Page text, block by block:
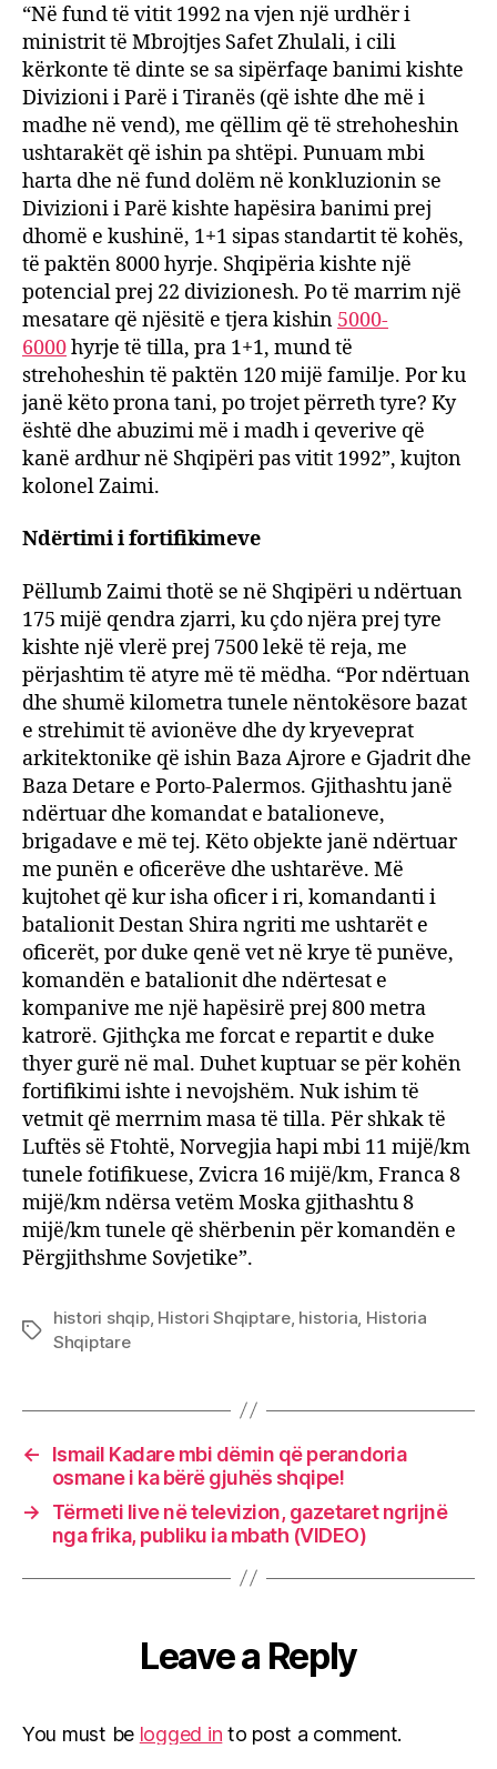
“Në fund të vitit 1992 na vjen një urdhër i
ministrit të Mbrojtjes Safet Zhulali, i cili
kërkonte të dinte se sa sipërfaqe banimi kishte
Divizioni i Parë i Tiranës (që ishte dhe më i
madhe në vend), me qëllim që të strehoheshin
ushtarakët që ishin pa shtëpi. Punuam mbi
harta dhe në fund dolëm në konkluzionin se
Divizioni i Parë kishte hapësira banimi prej
dhomë e kushinë, 1+1 sipas standartit të kohës,
të paktën 8000 hyrje. Shqipëria kishte një
potencial prej 22 divizionesh. Po të marrim një
mesatare që njësitë e tjera kishin 5000-
6000hyrje të tilla, pra 1+1, mund të
strehoheshin të paktën 120 mijë familje. Por ku
janë këto prona tani, po trojet përreth tyre? Ky
është dhe abuzimi më i madh i qeverive që
kanë ardhur në Shqipëri pas vitit 1992”, kujton
kolonel Zaimi.
Ndërtimi i fortifikimeve
Pëllumb Zaimi thotë se në Shqipëri u ndërtuan
175 mijë qendra zjarri, ku çdo njëra prej tyre
kishte një vlerë prej 7500 lekë të reja, me
përjashtim të atyre më të mëdha. “Por ndërtuan
dhe shumë kilometra tunele nëntokësore bazat
e strehimit të avionëve dhe dy kryeveprat
arkitektonike që ishin Baza Ajrore e Gjadrit dhe
Baza Detare e Porto-Palermos. Gjithashtu janë
ndërtuar dhe komandat e batalioneve,
brigadave e më tej. Këto objekte janë ndërtuar
me punën e oficerëve dhe ushtarëve. Më
kujtohet që kur isha oficer i ri, komandanti i
batalionit Destan Shira ngriti me ushtarët e
oficerët, por duke qenë vet në krye të punëve,
komandën e batalionit dhe ndërtesat e
kompanive me një hapësirë prej 800 metra
katrorë. Gjithçka me forcat e repartit e duke
thyer gurë në mal. Duhet kuptuar se për kohën
fortifikimi ishte i nevojshëm. Nuk ishim të
vetmit që merrnim masa të tilla. Për shkak të
Luftës së Ftohtë, Norvegjia hapi mbi 11 mijë/km
tunele fotifikuese, Zvicra 16 mijë/km, Franca 8
mijë/km ndërsa vetëm Moska gjithashtu 8
mijë/km tunele që shërbenin për komandën e
Përgjithshme Sovjetike”.
Tags
histori shqip, Histori Shqiptare, historia Historia
Shqiptare
←
Ismail Kadare mbi dëmin që perandoria
osmane i ka bërë gjuhës shqipe!
→
Tërmeti live në televizion, gazetaret ngrijnë
nga frika, publiku ia mbath (VIDEO)
Leave a Reply
You must be logged in to post a comment.